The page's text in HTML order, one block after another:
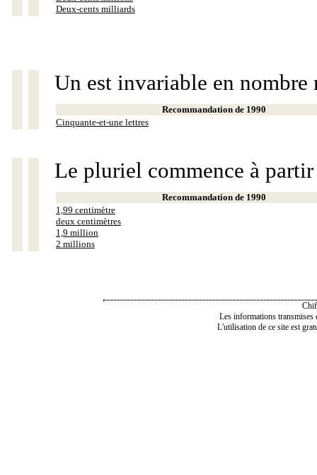
Deux-cents milliards
Un est invariable en nombre
Recommandation de 1990
Cinquante-et-une lettres
Le pluriel commence à
Recommandation de 1990
1,99 centimètre
deux centimètres
1,9 million
2 millions
Les informations transmises
L'utilisation de ce site est